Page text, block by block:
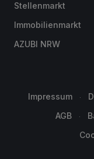
Stellenmarkt
Immobilienmarkt
AZUBI NRW
Impressum
AGB